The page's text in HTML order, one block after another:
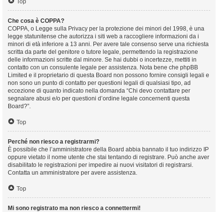
Top
Che cosa è COPPA?
COPPA, o Legge sulla Privacy per la protezione dei minori del 1998, è una
legge statunitense che autorizza i siti web a raccogliere informazioni da i
minori di età inferiore a 13 anni. Per avere tale consenso serve una richiesta
scritta da parte del genitore o tutore legale, permettendo la registrazione
delle informazioni scritte dal minore. Se hai dubbi o incertezze, mettiti in
contatto con un consulente legale per assistenza. Nota bene che phpBB
Limited e il proprietario di questa Board non possono fornire consigli legali e
non sono un punto di contatto per questioni legali di qualsiasi tipo, ad
eccezione di quanto indicato nella domanda “Chi devo contattare per
segnalare abusi e/o per questioni d’ordine legale concernenti questa
Board?”.
Top
Perché non riesco a registrarmi?
È possibile che l’amministratore della Board abbia bannato il tuo indirizzo IP
oppure vietato il nome utente che stai tentando di registrare. Può anche aver
disabilitato le registrazioni per impedire ai nuovi visitatori di registrarsi.
Contatta un amministratore per avere assistenza.
Top
Mi sono registrato ma non riesco a connettermi!